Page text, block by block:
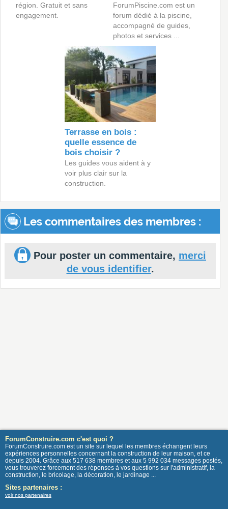
région. Gratuit et sans
engagement.
ForumPiscine.com est un
forum dédié à la piscine,
accompagné de guides,
photos et services ...
Terrasse en bois :
quelle essence de
bois choisir ?
Les guides vous aident à y
voir plus clair sur la
construction.
Les commentaires des membres :
Pour poster un commentaire, merci
de vous identifier.
ForumConstruire.com c'est quoi ?
ForumConstruire.com est un site sur lequel les membres échangent leurs
expériences personnelles concernant la construction de leur maison, et ce
depuis 2004. Grâce aux 517 638 membres et aux 5 992 034 messages postés,
vous trouverez forcement des réponses à vos questions sur l'administratif, la
construction, le bricolage, la décoration, le jardinage ...
Sites partenaires :
voir nos partenaires